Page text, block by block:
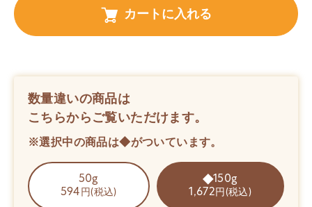
カートに入れる
数量違いの商品は
こちらからご覧いただけます。
※選択中の商品は◆がついています。
50g
594 円(税込)
150g
1,672 円(税込)